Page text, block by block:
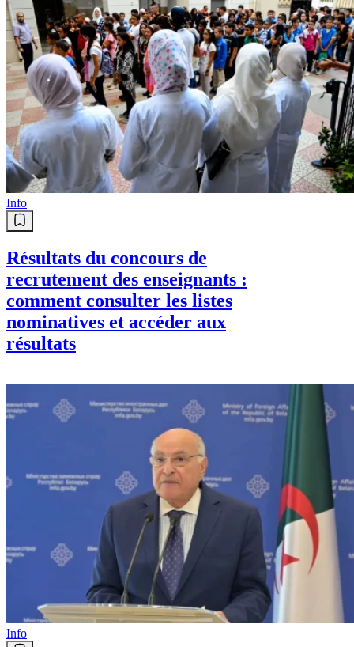
Info
Résultats du concours de
recrutement des enseignants :
comment consulter les listes
nominatives et accéder aux
résultats
Info